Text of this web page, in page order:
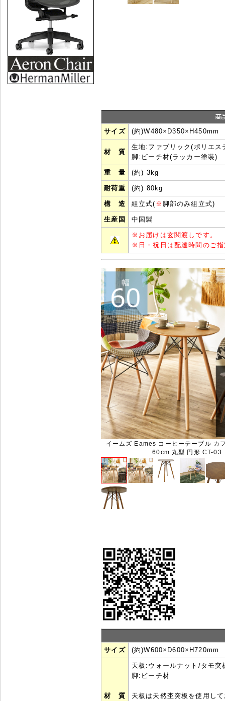
サイズ (約)W480×D350×H450mm
材 質
生地:ファブリック(ポリエス
脚:ビーチ材(ラッカー塗装)
重 量 (約) 3kg
耐荷重 (約) 80kg
構 造 組立式( ※ 脚部のみ組立式)
生産国 中国製
※ お届けは玄関渡しです。
※ 日・祝日は配達時間のご
イームズ Eames コーヒーテーブル カ
60cm 丸型 円形 CT-03
サイズ (約
材 質
天板:ウォールナット/タモ突
脚:ビーチ材
天板は天然杢突板を使用し